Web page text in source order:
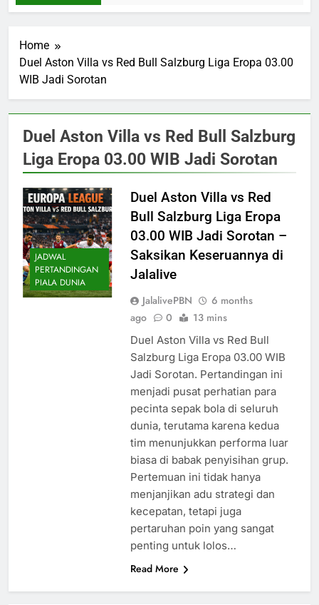
Home
Duel Aston Villa vs Red Bull Salzburg Liga Eropa 03.00
WIB Jadi Sorotan
Duel Aston Villa vs Red Bull Salzburg
Liga Eropa 03.00 WIB Jadi Sorotan
JADWAL
PERTANDINGAN
PIALA DUNIA
Duel Aston Villa vs Red
Bull Salzburg Liga Eropa
03.00 WIB Jadi Sorotan –
Saksikan Keseruannya di
Jalalive
JalalivePBN
6 months
ago
0 13 mins
Duel Aston Villa vs Red Bull
Salzburg Liga Eropa 03.00 WIB
Jadi Sorotan. Pertandingan ini
menjadi pusat perhatian para
pecinta sepak bola di seluruh
dunia, terutama karena kedua
tim menunjukkan performa luar
biasa di babak penyisihan grup.
Pertemuan ini tidak hanya
menjanjikan adu strategi dan
kecepatan, tetapi juga
pertaruhan poin yang sangat
penting untuk lolos…
Read More